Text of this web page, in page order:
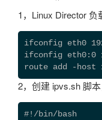
1，Linux Director 负
ifconfig eth0
ifconfig eth0:0
route add -host
2，创建 ipvs.sh 脚
#!/bin/bash